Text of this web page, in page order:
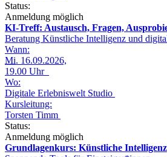
Status:
Anmeldung möglich
KI-Treff: Austausch, Fragen,
Beratung Künstliche Intelligenz und
Wann:
Mi. 16.09.2026,
19.00 Uhr
Wo:
Digitale Erlebniswelt Studio
Kursleitung:
Torsten Timm
Status:
Anmeldung möglich
Grundlagenkurs: Künstliche Intelligenz